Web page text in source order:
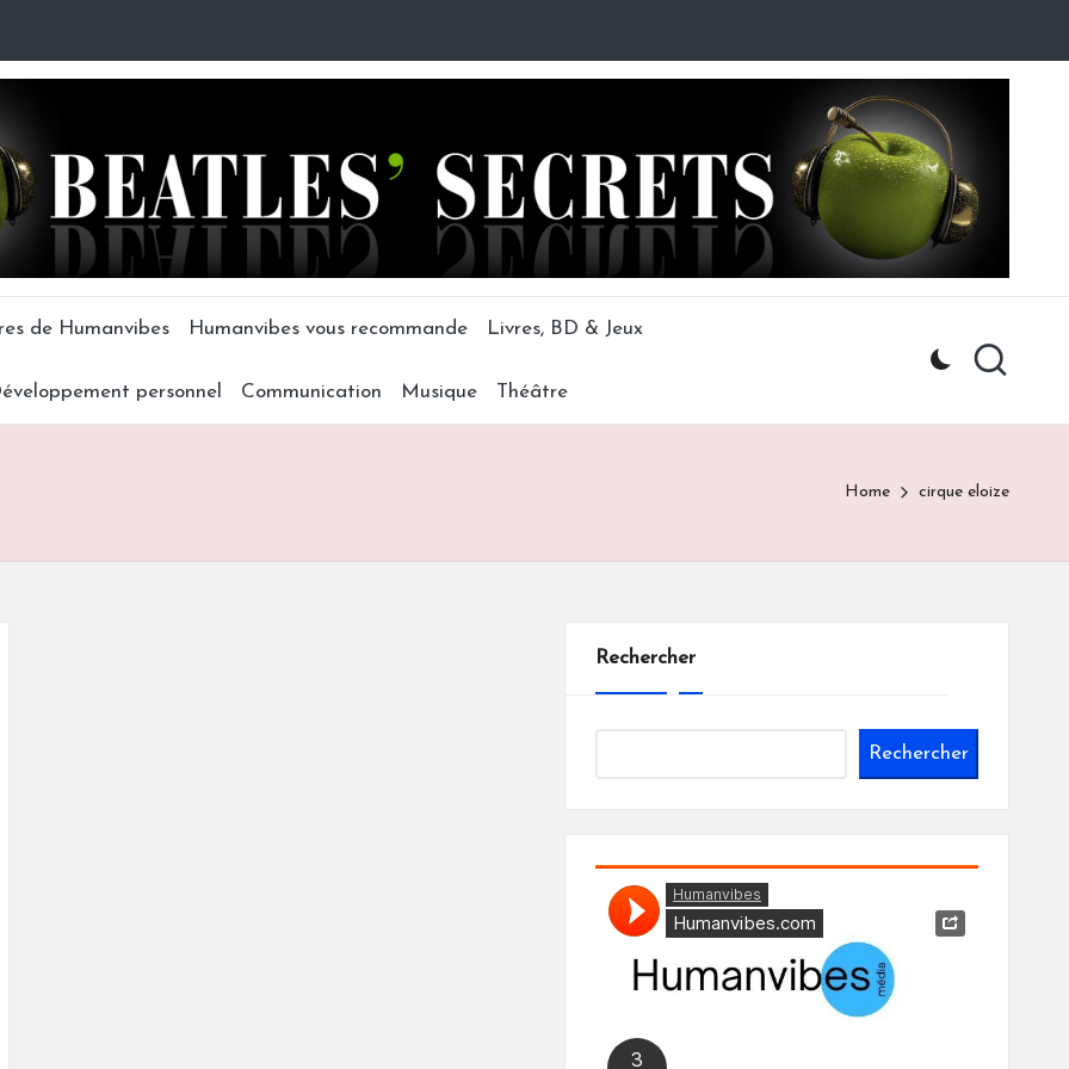
de Humanvibes Humanvibes vous recommande Livres, BD & Jeux
personnel Communication Musique Théâtre
Home cirque eloize
Rechercher
Rechercher